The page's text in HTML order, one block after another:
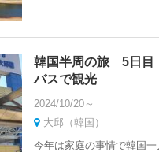
韓国半周の旅 5日目
バスで観光
2024/10/20～
大邱（韓国）
今年は家庭の事情で韓国